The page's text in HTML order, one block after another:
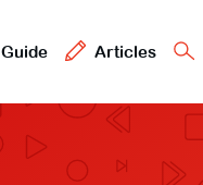
Guide Articles